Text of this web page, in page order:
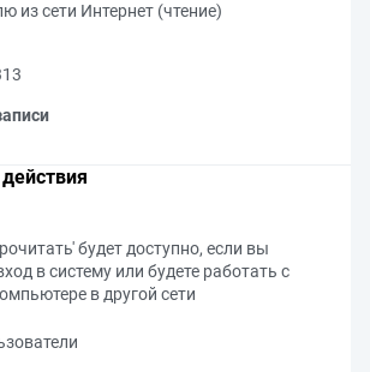
из сети Интернет (чтение)
будет доступно, если вы
в систему или будете работать с
в другой сети